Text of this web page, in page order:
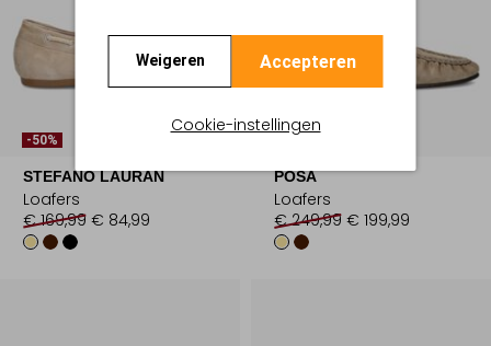
Weigeren Accepteren
Cookie-instellingen
-50%
STEFANO LAURAN
Loafers
€ 169,99 € 84,99
POSA
Loafers
€ 249,99 € 199,99